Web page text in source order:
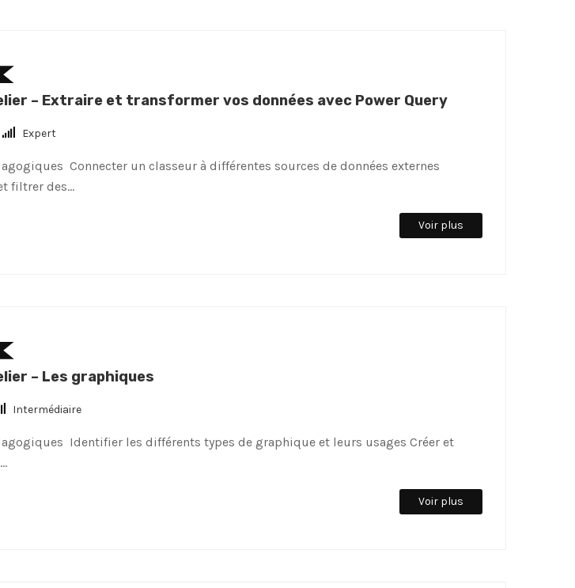
– Extraire et transformer vos données avec Power Query
Expert
Connecter un classeur à différentes sources de données externes
filtrer des…
Voir plus
– Les graphiques
Intermédiaire
Identifier les différents types de graphique et leurs usages Créer et
Voir plus